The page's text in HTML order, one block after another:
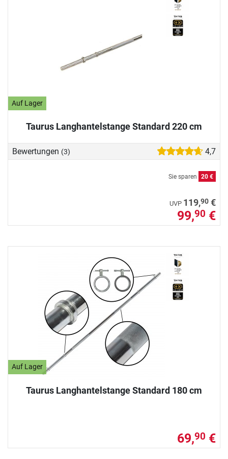
Auf Lager
Taurus Langhantelstange Standard 220 cm
Bewertungen (3) 4,7
Sie sparen 20 €
UVP 119,90 €
99,90 €
Auf Lager
Taurus Langhantelstange Standard 180 cm
69,90 €